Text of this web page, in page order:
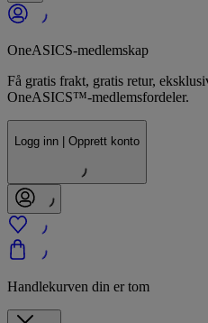
OneASICS-medlemskap
Få gratis frakt, gratis retur,
OneASICS™-medlemsfordeler.
Logg inn | Opprett konto
Handlekurven din er tom